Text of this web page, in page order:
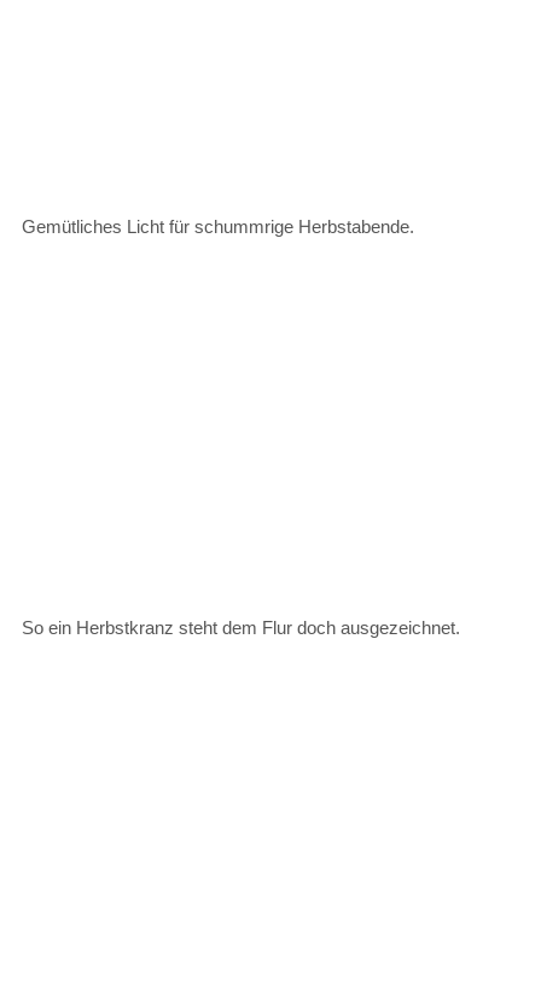
Gemütliches Licht für schummrige Herbstabende.
So ein Herbstkranz steht dem Flur doch ausgezeichnet.